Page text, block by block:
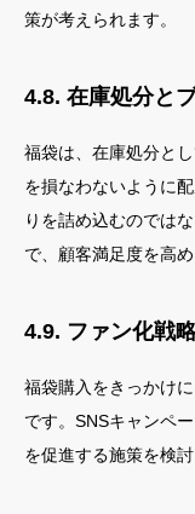
策が考えられます。
4.8. 在庫処分と
福袋は、在庫処分と
を損なわないように
りを詰め込むのでは
で、顧客満足度を高
4.9. ファン化戦
福袋購入をきっかけ
です。SNSキャンペ
を促進する施策を検討